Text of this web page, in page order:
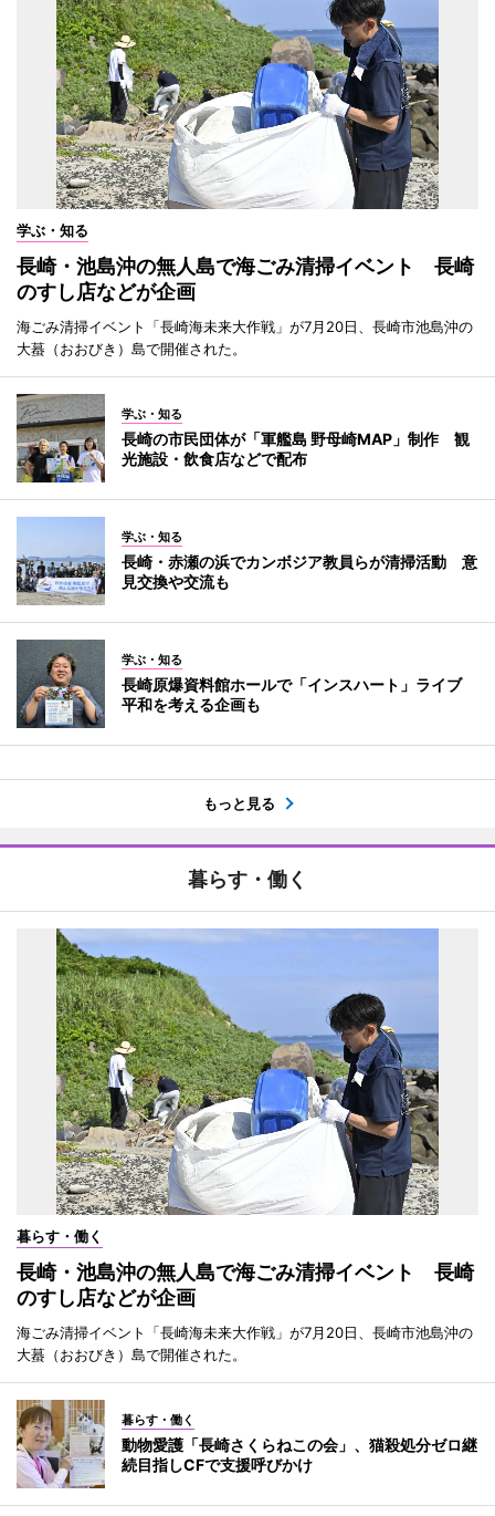
学ぶ・知る
長崎・池島沖の無人島で海ごみ清掃イベント 長崎
のすし店などが企画
海ごみ清掃イベント「長崎海未来大作戦」が7月20日、長崎市池島沖の
大蟇（おおびき）島で開催された。
学ぶ・知る
長崎の市民団体が「軍艦島 野母崎MAP」制作 観
光施設・飲食店などで配布
学ぶ・知る
長崎・赤瀬の浜でカンボジア教員らが清掃活動 意
見交換や交流も
学ぶ・知る
長崎原爆資料館ホールで「インスハート」ライブ
平和を考える企画も
もっと見る
暮らす・働く
暮らす・働く
長崎・池島沖の無人島で海ごみ清掃イベント 長崎
のすし店などが企画
海ごみ清掃イベント「長崎海未来大作戦」が7月20日、長崎市池島沖の
大蟇（おおびき）島で開催された。
暮らす・働く
動物愛護「長崎さくらねこの会」、猫殺処分ゼロ継
続目指しCFで支援呼びかけ